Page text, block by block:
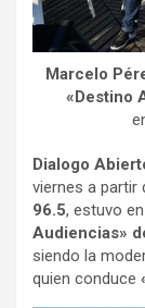
Marcelo
«Destino
Dialogo
viernes a partir
96.5, estuvo
Audiencias»
siendo la
quien conduce